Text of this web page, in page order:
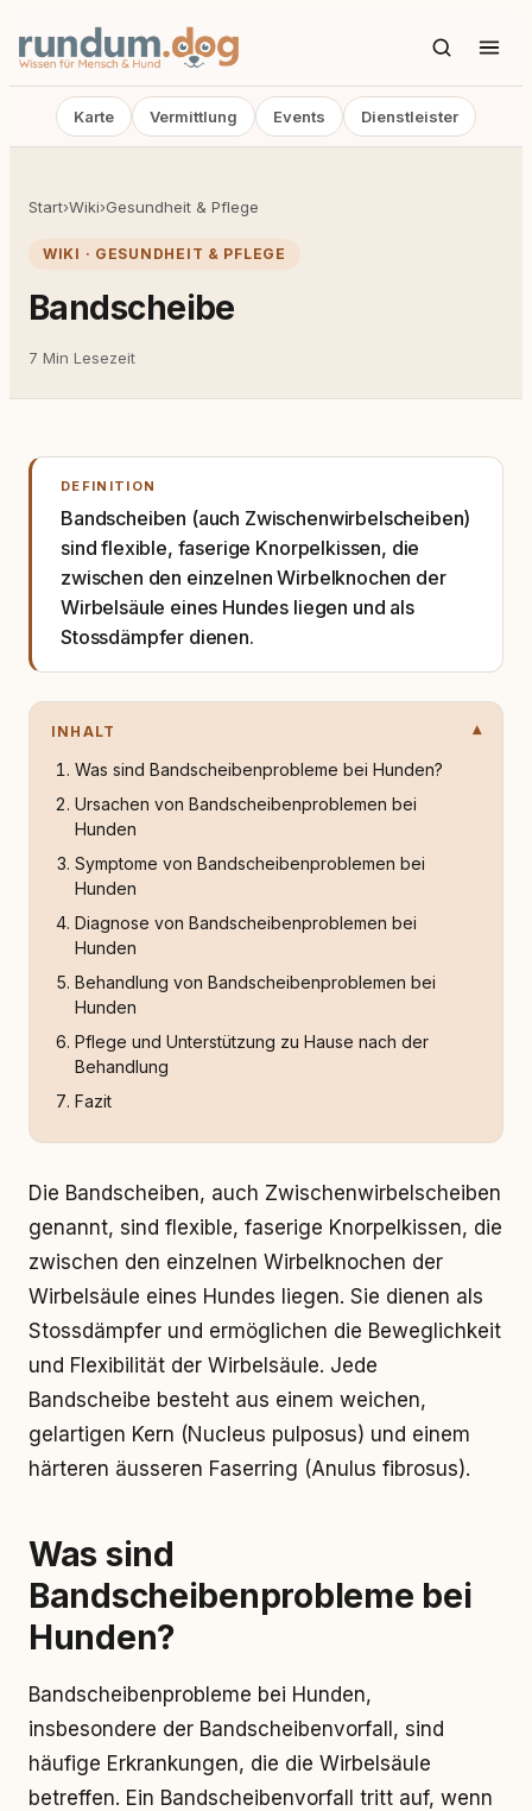
Karte Vermittlung Events Dienstleister
Start›Wiki›Gesundheit & Pflege
WIKI · GESUNDHEIT & PFLEGE
Bandscheibe
7 Min Lesezeit
DEFINITION
Bandscheiben (auch Zwischenwirbelscheiben)
sind flexible, faserige Knorpelkissen, die
zwischen den einzelnen Wirbelknochen der
Wirbelsäule eines Hundes liegen und als
Stossdämpfer dienen.
INHALT
Was sind Bandscheibenprobleme bei Hunden?
Ursachen von Bandscheibenproblemen bei
Hunden
Symptome von Bandscheibenproblemen bei
Hunden
Diagnose von Bandscheibenproblemen bei
Hunden
Behandlung von Bandscheibenproblemen bei
Hunden
Pflege und Unterstützung zu Hause nach der
Behandlung
Fazit
Die Bandscheiben, auch Zwischenwirbelscheiben
genannt, sind flexible, faserige Knorpelkissen, die
zwischen den einzelnen Wirbelknochen der
Wirbelsäule eines Hundes liegen. Sie dienen als
Stossdämpfer und ermöglichen die Beweglichkeit
und Flexibilität der Wirbelsäule. Jede
Bandscheibe besteht aus einem weichen,
gelartigen Kern (Nucleus pulposus) und einem
härteren äusseren Faserring (Anulus fibrosus).
Was sind
Bandscheibenprobleme bei
Hunden?
Bandscheibenprobleme bei Hunden,
insbesondere der Bandscheibenvorfall, sind
häufige Erkrankungen, die die Wirbelsäule
betreffen. Ein Bandscheibenvorfall tritt auf, wenn